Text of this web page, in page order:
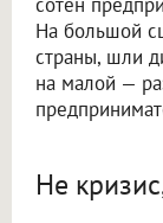
На большой
страны, шли
на малой —
Не